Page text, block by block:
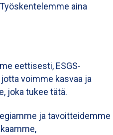
aina
eettisesti, ESGS-
voimme kasvaa ja
joka tukee tätä.
ja tavoitteidemme